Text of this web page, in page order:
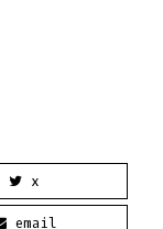
x
email